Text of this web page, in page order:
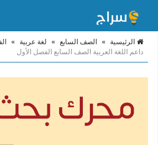
الرئيسية » الصف السابع » لغة عربية »
داعم اللغة العربية الصف السابع الفصل الأول